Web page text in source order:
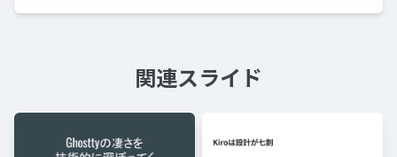
関連スライド